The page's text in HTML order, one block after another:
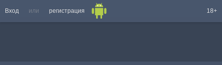
Вход или регистрация 18+